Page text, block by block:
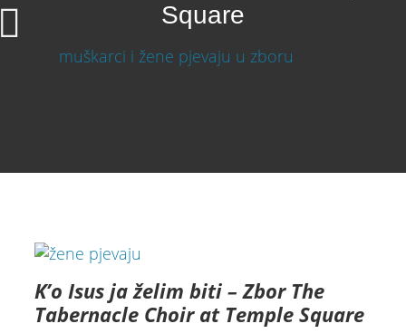
Square
K’o Isus ja želim biti – Zbor The
Tabernacle Choir at Temple Square